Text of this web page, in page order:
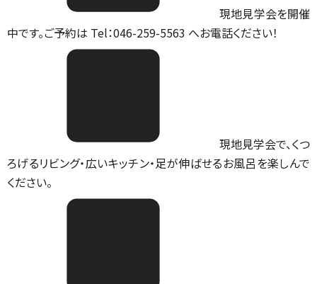
現地見学会を開催
中です。ご予約は Tel：046-259-5563 へお電話ください！
現地見学会で、くつ
ろげるリビング・広いキッチン・足が伸ばせるお風呂を楽しんで
ください。